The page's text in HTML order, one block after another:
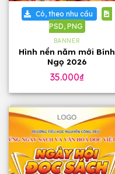
Có, theo nhu cầu
PSD, PNG
BANNER
Hình nền năm mới Bính
Ngọ 2026
35.000₫